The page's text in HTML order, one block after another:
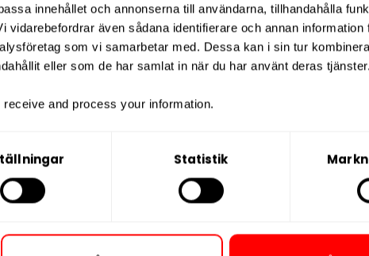
innehållet och annonserna till användarna, tillhandahålla
även sådana identifierare och annan information
som vi samarbetar med. Dessa kan i sin tur
eller som de har samlat in när du har använt deras tjänster.
receive and process your information.
Statistik
Mini som normalstarkt
i ett mindre
Vikt per dosa
Portioner per dosa
Vikt per portion
Varumärke